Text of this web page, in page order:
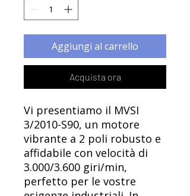
Aggiungi al carrello
Acquista ora
Vi presentiamo il MVSI
3/2010-S90, un motore
vibrante a 2 poli robusto e
affidabile con velocità di
3.000/3.600 giri/min,
perfetto per le vostre